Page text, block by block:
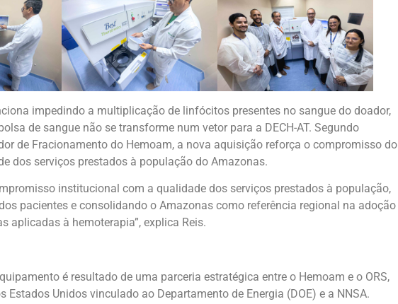
impedindo a multiplicação de linfócitos presentes no sangue do doador,
de sangue não se transforme num vetor para a DECH-AT. Segundo
de Fracionamento do Hemoam, a nova aquisição reforça o compromisso do
dos serviços prestados à população do Amazonas.
institucional com a qualidade dos serviços prestados à população,
pacientes e consolidando o Amazonas como referência regional na adoção
aplicadas à hemoterapia”, explica Reis.
é resultado de uma parceria estratégica entre o Hemoam e o ORS,
Estados Unidos vinculado ao Departamento de Energia (DOE) e a NNSA.